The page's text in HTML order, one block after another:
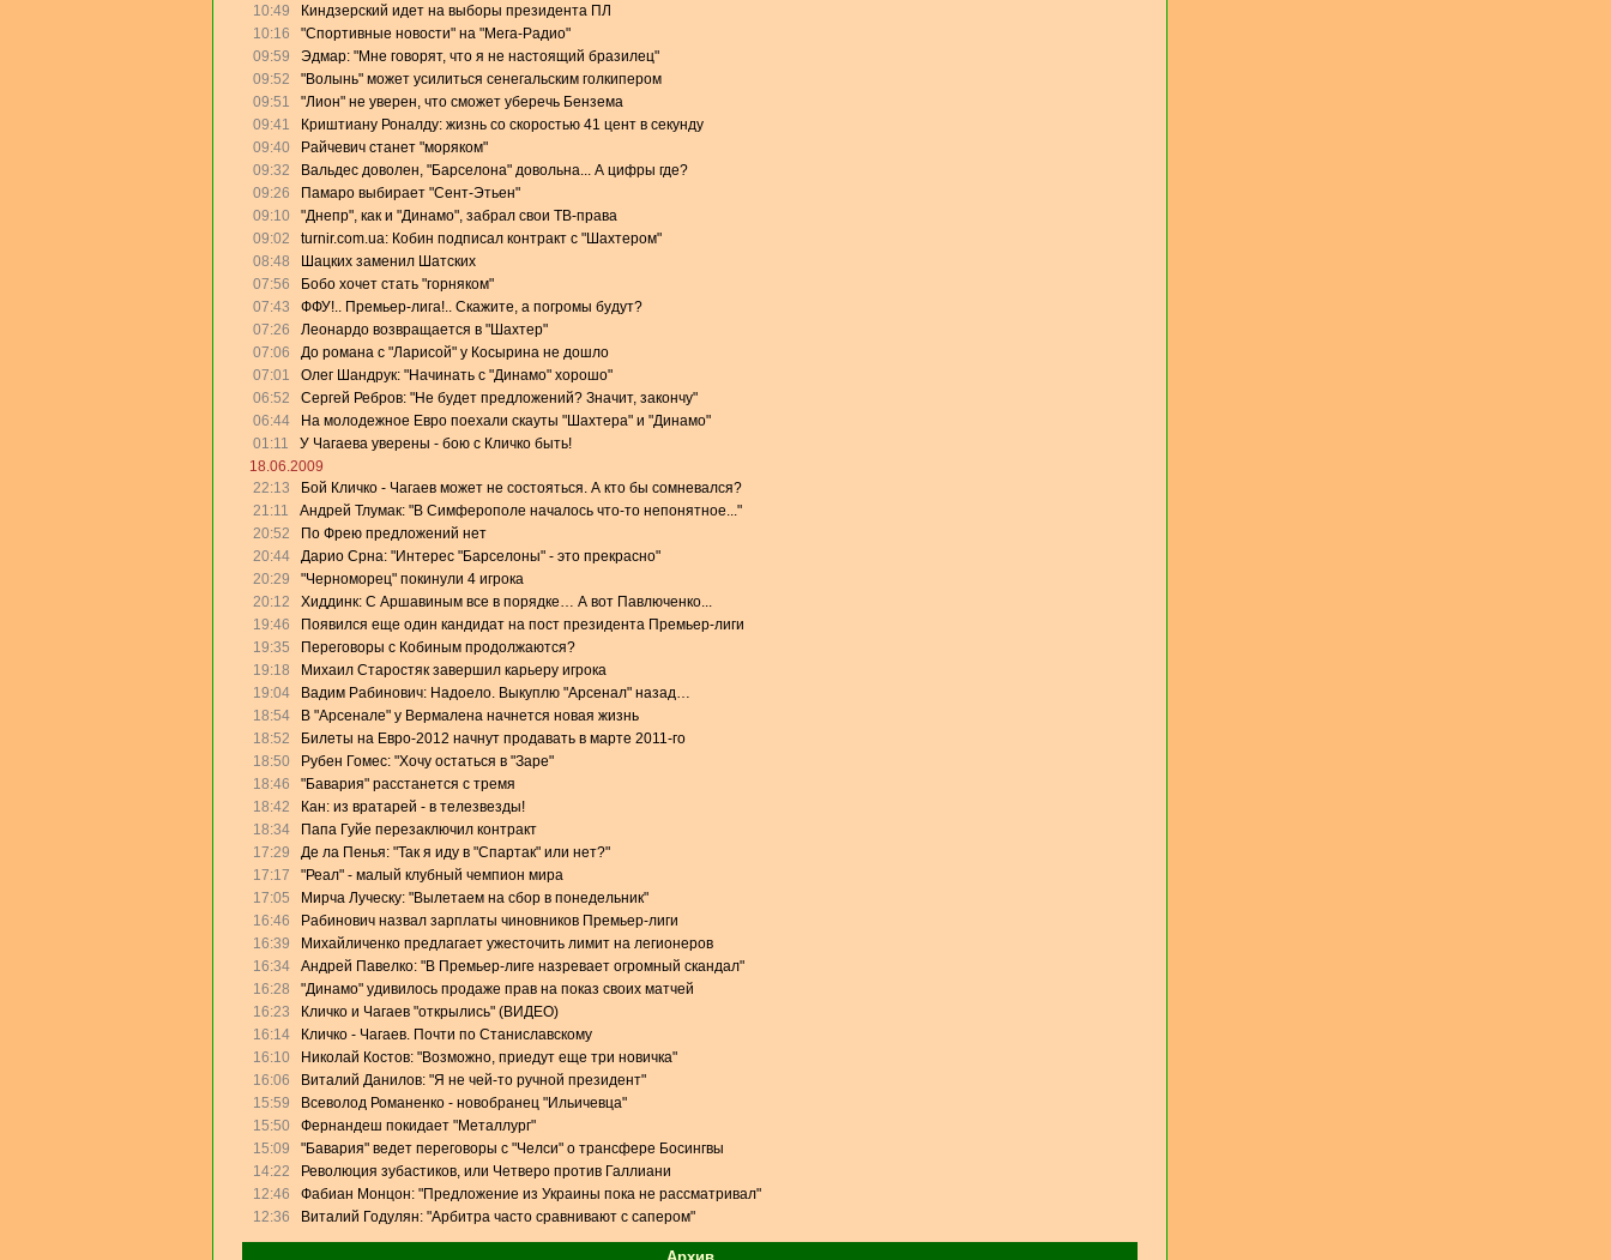
10:49
Киндзерский идет на выборы президента ПЛ
10:16
"Спортивные новости" на "Мега-Радио"
09:59
Эдмар: "Мне говорят, что я не настоящий бразилец"
09:52
"Волынь" может усилиться сенегальским голкипером
09:51
"Лион" не уверен, что сможет уберечь Бензема
09:41
Криштиану Роналду: жизнь со скоростью 41 цент в секунду
09:40
Райчевич станет "моряком"
09:32
Вальдес доволен, "Барселона" довольна... А цифры где?
09:26
Памаро выбирает "Сент-Этьен"
09:10
"Днепр", как и "Динамо", забрал свои ТВ-права
09:02
turnir.com.ua: Кобин подписал контракт с "Шахтером"
08:48
Шацких заменил Шатских
07:56
Бобо хочет стать "горняком"
07:43
ФФУ!.. Премьер-лига!.. Скажите, а погромы будут?
07:26
Леонардо возвращается в "Шахтер"
07:06
До романа с "Ларисой" у Косырина не дошло
07:01
Олег Шандрук: "Начинать с "Динамо" хорошо"
06:52
Сергей Ребров: "Не будет предложений? Значит, закончу"
06:44
На молодежное Евро поехали скауты "Шахтера" и "Динамо"
01:11
У Чагаева уверены - бою с Кличко быть!
18.06.2009
22:13
Бой Кличко - Чагаев может не состояться. А кто бы сомневался?
21:11
Андрей Тлумак: "В Симферополе началось что-то непонятное..."
20:52
По Фрею предложений нет
20:44
Дарио Срна: "Интерес "Барселоны" - это прекрасно"
20:29
"Черноморец" покинули 4 игрока
20:12
Хиддинк: С Аршавиным все в порядке… А вот Павлюченко...
19:46
Появился еще один кандидат на пост президента Премьер-лиги
19:35
Переговоры с Кобиным продолжаются?
19:18
Михаил Старостяк завершил карьеру игрока
19:04
Вадим Рабинович: Надоело. Выкуплю "Арсенал" назад…
18:54
В "Арсенале" у Вермалена начнется новая жизнь
18:52
Билеты на Евро-2012 начнут продавать в марте 2011-го
18:50
Рубен Гомес: "Хочу остаться в "Заре"
18:46
"Бавария" расстанется с тремя
18:42
Кан: из вратарей - в телезвезды!
18:34
Папа Гуйе перезаключил контракт
17:29
Де ла Пенья: "Так я иду в "Спартак" или нет?"
17:17
"Реал" - малый клубный чемпион мира
17:05
Мирча Луческу: "Вылетаем на сбор в понедельник"
16:46
Рабинович назвал зарплаты чиновников Премьер-лиги
16:39
Михайличенко предлагает ужесточить лимит на легионеров
16:34
Андрей Павелко: "В Премьер-лиге назревает огромный скандал"
16:28
"Динамо" удивилось продаже прав на показ своих матчей
16:23
Кличко и Чагаев "открылись" (ВИДЕО)
16:14
Кличко - Чагаев. Почти по Станиславскому
16:10
Николай Костов: "Возможно, приедут еще три новичка"
16:06
Виталий Данилов: "Я не чей-то ручной президент"
15:59
Всеволод Романенко - новобранец "Ильичевца"
15:50
Фернандеш покидает "Металлург"
15:09
"Бавария" ведет переговоры с "Челси" о трансфере Босингвы
14:22
Революция зубастиков, или Четверо против Галлиани
12:46
Фабиан Монцон: "Предложение из Украины пока не рассматривал"
12:36
Виталий Годулян: "Арбитра часто сравнивают с сапером"